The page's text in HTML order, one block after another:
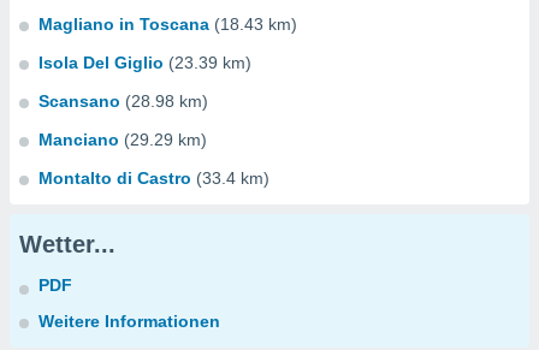
Magliano in Toscana (18.43 km)
Isola Del Giglio (23.39 km)
Scansano (28.98 km)
Manciano (29.29 km)
Montalto di Castro (33.4 km)
Wetter...
PDF
Weitere Informationen